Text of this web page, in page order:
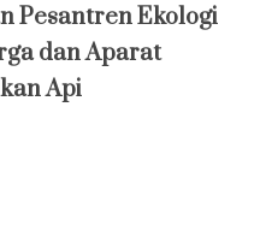
Pesantren Ekologi
dan Aparat
Api